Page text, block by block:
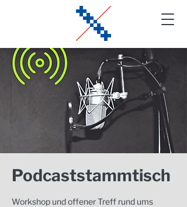
Podcaststammtisch
Workshop und offener Treff rund ums